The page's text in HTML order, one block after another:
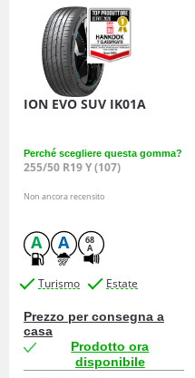
ION EVO SUV IK01A
Perché scegliere questa gomma?
255/50 R19 Y (107)
Non ancora recensito
A A 68
A
Turismo Estate
Prezzo per consegna a
casa
Prodotto ora
disponibile